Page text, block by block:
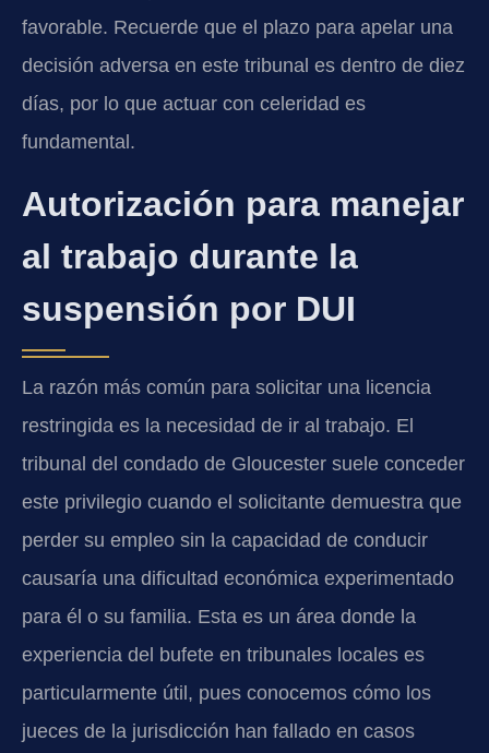
favorable. Recuerde que el plazo para apelar una
decisión adversa en este tribunal es dentro de diez
días, por lo que actuar con celeridad es
fundamental.
Autorización para manejar
al trabajo durante la
suspensión por DUI
La razón más común para solicitar una licencia
restringida es la necesidad de ir al trabajo. El
tribunal del condado de Gloucester suele conceder
este privilegio cuando el solicitante demuestra que
perder su empleo sin la capacidad de conducir
causaría una dificultad económica experimentado
para él o su familia. Esta es un área donde la
experiencia del bufete en tribunales locales es
particularmente útil, pues conocemos cómo los
jueces de la jurisdicción han fallado en casos